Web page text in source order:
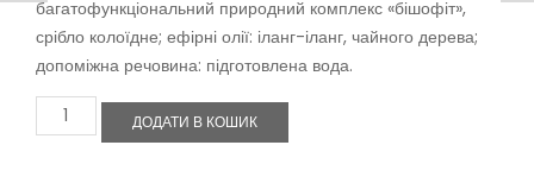
багатофункціональний природний комплекс «бішофіт»,
срібло колоїдне; ефірні олії: іланг-іланг, чайного дерева;
допоміжна речовина: підготовлена ​​вода.
Мінеральна
вода
ДОДАТИ В КОШИК